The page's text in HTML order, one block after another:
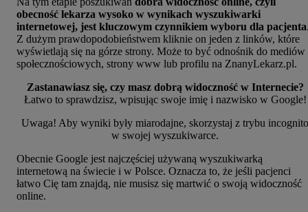
obecność lekarza wysoko w wynikach wyszukiwarki
internetowej, jest kluczowym czynnikiem wyboru dla pacjenta
Z dużym prawdopodobieństwem kliknie on jeden z linków, które
wyświetlają się na górze strony. Może to być odnośnik do mediów
społecznościowych, strony www lub profilu na ZnanyLekarz.pl.
Zastanawiasz się, czy masz dobrą widoczność w Internecie?
Łatwo to sprawdzisz, wpisując swoje imię i nazwisko w Google!
Uwaga! Aby wyniki były miarodajne, skorzystaj z trybu incognito
w swojej wyszukiwarce.
Obecnie Google jest najczęściej używaną wyszukiwarką
internetową na świecie i w Polsce. Oznacza to, że jeśli pacjenci
łatwo Cię tam znajdą, nie musisz się martwić o swoją widoczność
online.